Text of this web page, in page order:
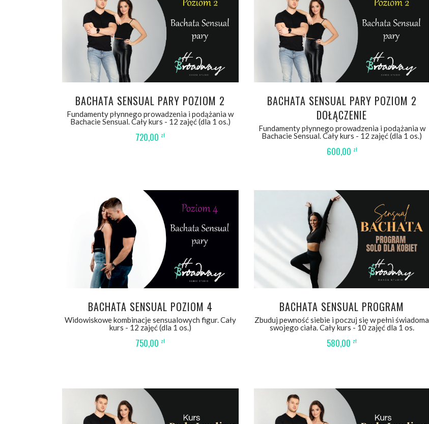
WYBIERZ OPCJE
BACHATA SENSUAL PARY POZIOM 2
Fundamenty płynnego prowadzenia i podążania w
Bachacie Sensual. Cały kurs - 12 zajęć (dla 1 os.)
720,00 zł
WYBIERZ OPCJE
BACHATA SENSUAL PARY POZIOM 2
DOŁĄCZENIE
Fundamenty płynnego prowadzenia i podążania w
Bachacie Sensual. Cały kurs - 12 zajęć (dla 1 os.)
600,00 zł
WYBIERZ OPCJE
BACHATA SENSUAL POZIOM 4
Widowiskowe kombinacje sensualowych figur. Cały
kurs - 12 zajęć (dla 1 os.)
750,00 zł
WYBIERZ OPCJE
BACHATA SENSUAL PROGRAM
Zbuduj pewność siebie i poczuj się w pełni świadoma
swojego ciała. Cały kurs - 10 zajęć dla 1 os.
580,00 zł